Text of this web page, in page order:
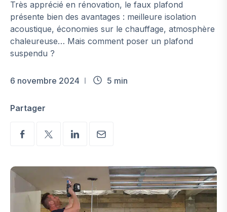
Très apprécié en rénovation, le faux plafond
présente bien des avantages : meilleure isolation
acoustique, économies sur le chauffage, atmosphère
chaleureuse… Mais comment poser un plafond
suspendu ?
6 novembre 2024 5 min
Partager